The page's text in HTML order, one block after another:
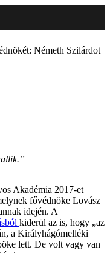
Németh Szilárdot
Akadémia 2017-et
fővédnöke Lovász
idején. A
kiderül az is, hogy „az
a Királyhágómelléki
lett. De volt vagy van